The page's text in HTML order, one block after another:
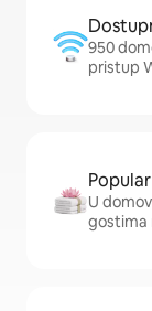
950
pristup
U
gostima